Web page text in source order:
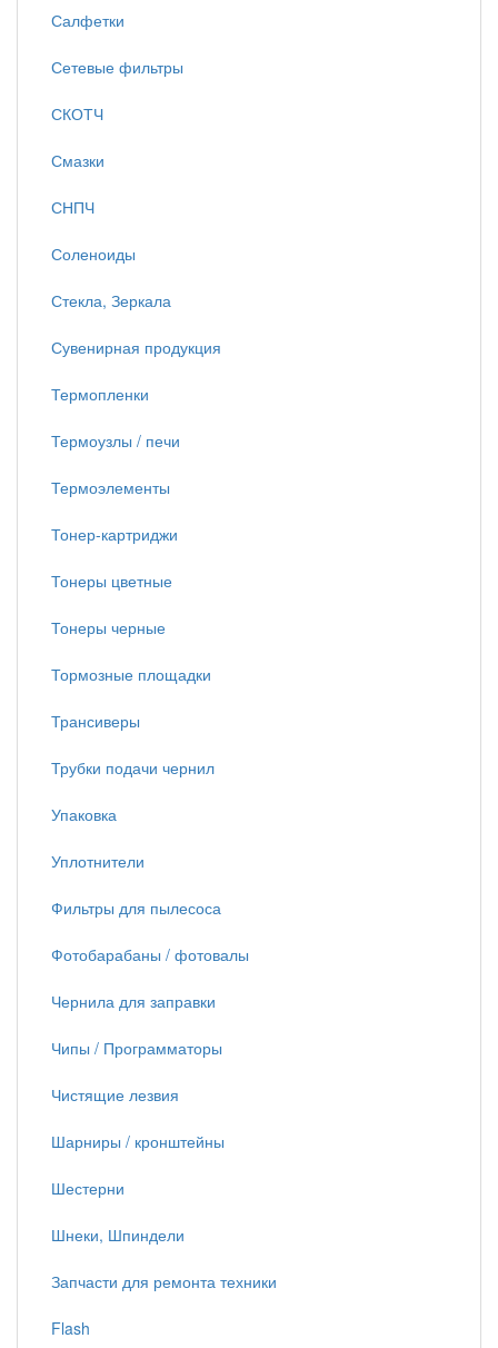
Салфетки
Сетевые фильтры
СКОТЧ
Смазки
СНПЧ
Соленоиды
Стекла, Зеркала
Сувенирная продукция
Термопленки
Термоузлы / печи
Термоэлементы
Тонер-картриджи
Тонеры цветные
Тонеры черные
Тормозные площадки
Трансиверы
Трубки подачи чернил
Упаковка
Уплотнители
Фильтры для пылесоса
Фотобарабаны / фотовалы
Чернила для заправки
Чипы / Программаторы
Чистящие лезвия
Шарниры / кронштейны
Шестерни
Шнеки, Шпиндели
Запчасти для ремонта техники
Flash